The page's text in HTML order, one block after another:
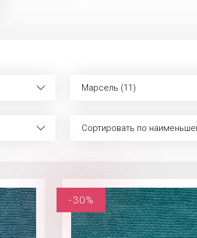
Марсель (11)
Сортировать по
-30%